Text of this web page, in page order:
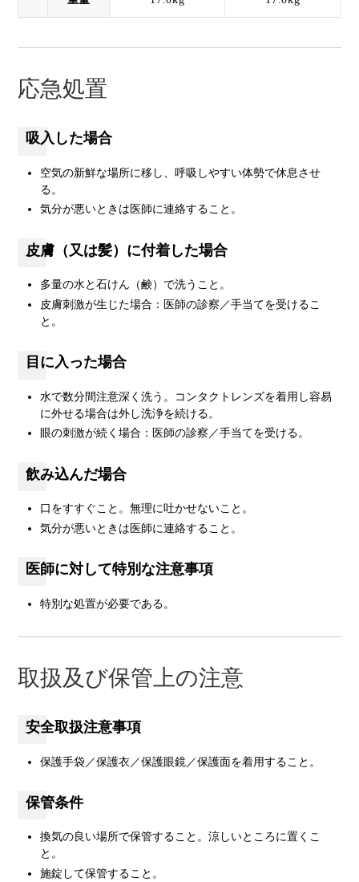
応急処置
吸入した場合
空気の新鮮な場所に移し、呼吸しやすい体勢で休息させ
る。
気分が悪いときは医師に連絡すること。
皮膚（又は髪）に付着した場合
多量の水と石けん（鹸）で洗うこと。
皮膚刺激が生じた場合：医師の診察／手当てを受けるこ
と。
目に入った場合
水で数分間注意深く洗う。コンタクトレンズを着用し容易
に外せる場合は外し洗浄を続ける。
眼の刺激が続く場合：医師の診察／手当てを受ける。
飲み込んだ場合
口をすすぐこと。無理に吐かせないこと。
気分が悪いときは医師に連絡すること。
医師に対して特別な注意事項
特別な処置が必要である。
取扱及び保管上の注意
安全取扱注意事項
保護手袋／保護衣／保護眼鏡／保護面を着用すること。
保管条件
換気の良い場所で保管すること。涼しいところに置くこ
と。
施錠して保管すること。